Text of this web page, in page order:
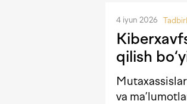
4 iyun 2026
qilish
va